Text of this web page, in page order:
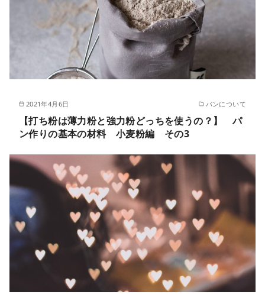
2021年4月6日 パンについて
【打ち粉は薄力粉と強力粉どっちを使うの？】 パ
ン作りの基本の材料 小麦粉編 その3